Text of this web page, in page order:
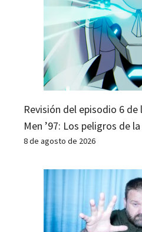
Revisión del episodio 6
Men ’97: Los peligros de
8 de agosto de 2026